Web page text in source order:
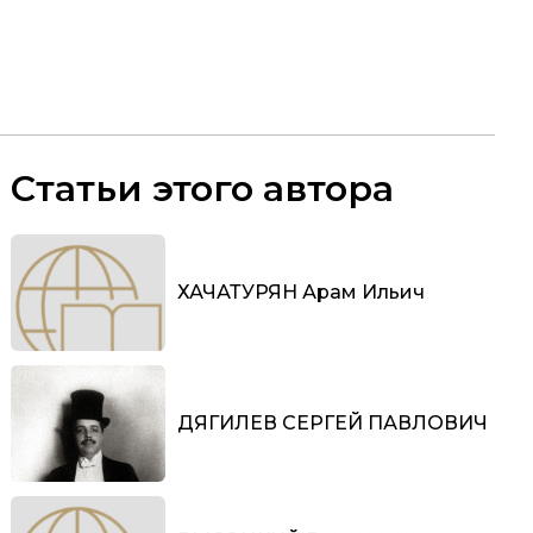
Статьи этого автора
ХАЧАТУРЯН Арам Ильич
ДЯГИЛЕВ СЕРГЕЙ ПАВЛОВИЧ